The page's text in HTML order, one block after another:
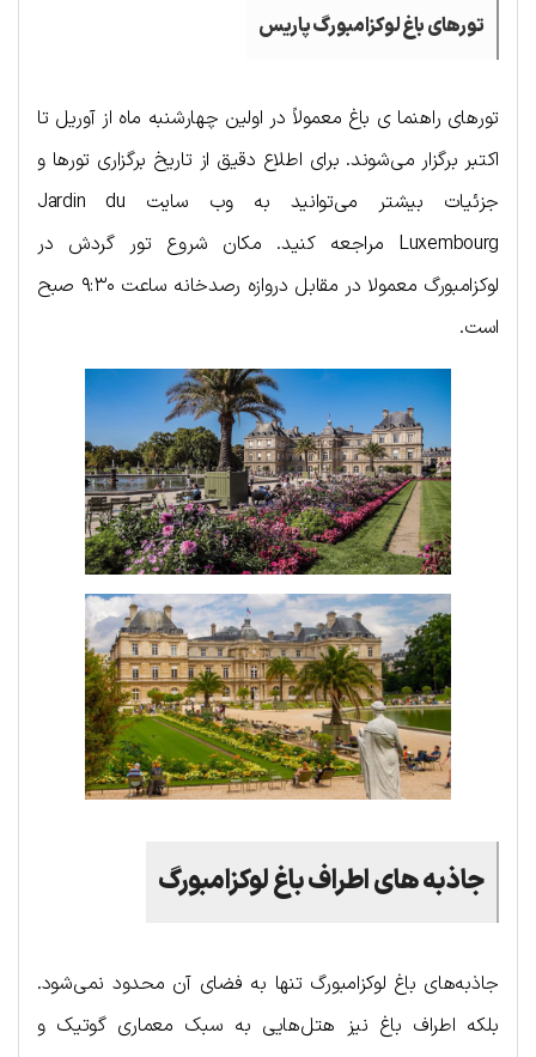
تورهای باغ لوکزامبورگ پاریس
تورهای راهنما ی باغ معمولاً در اولین چهارشنبه ماه از آوریل تا
اکتبر برگزار می‌شوند. برای اطلاع دقیق از تاریخ برگزاری تورها و
جزئیات بیشتر می‌توانید به وب سایت Jardin du
Luxembourg مراجعه کنید. مکان شروع تور گردش در
لوکزامبورگ معمولا در مقابل دروازه رصدخانه ساعت ۹:۳۰ صبح
است.
جاذبه های اطراف باغ لوکزامبورگ
جاذبه‌های باغ لوکزامبورگ تنها به فضای آن محدود نمی‌شود.
بلکه اطراف باغ نیز هتل‌هایی به سبک معماری گوتیک و